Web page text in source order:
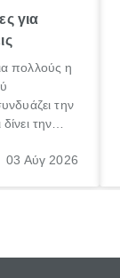
για
πολλούς η
την
την
μέρες
03 Αύγ 2026